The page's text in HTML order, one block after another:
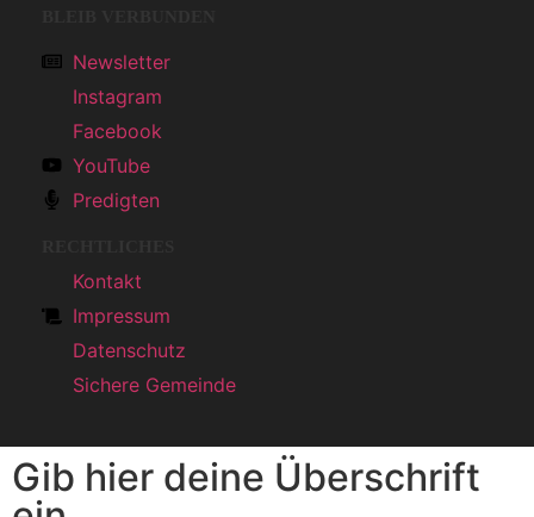
Newsletter
Instagram
Facebook
YouTube
Predigten
Kontakt
Impressum
Datenschutz
Sichere Gemeinde
Gib hier deine Überschrift